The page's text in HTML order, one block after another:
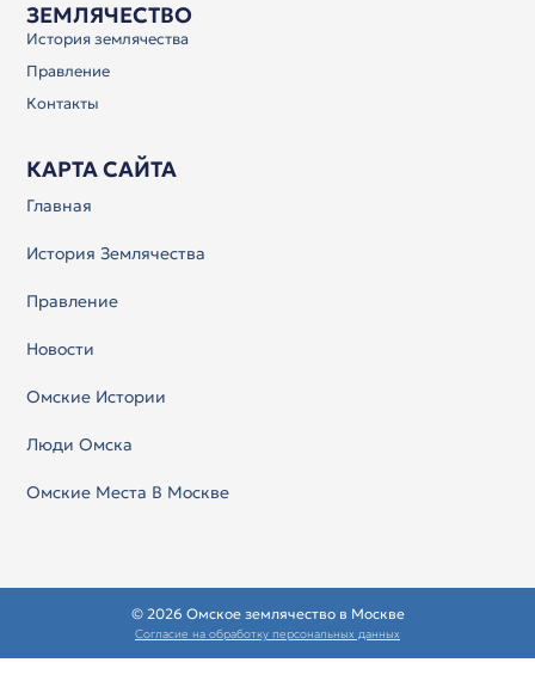
ЗЕМЛЯЧЕСТВО
История землячества
Правление
Контакты
КАРТА САЙТА
Главная
История Землячества
Правление
Новости
Омские Истории
Люди Омска
Омские Места В Москве
© 2026 Омское землячество в Москве
Согласие на обработку персональных данных